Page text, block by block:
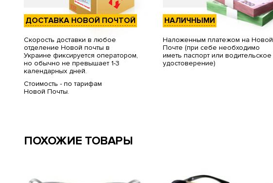
ДОСТАВКА НОВОЙ ПОЧТОЙ
Скорость доставки в любое
отделение Новой почты в
Украине фиксируется оператором,
но обычно не превышает 1-3
календарных дней.
Стоимость - по тарифам
Новой Почты.
НАЛИЧНЫМИ
Наложенным платежом на Новой
Почте (при себе необходимо
иметь паспорт или водительское
удостоверение)
ПОХОЖИЕ ТОВАРЫ